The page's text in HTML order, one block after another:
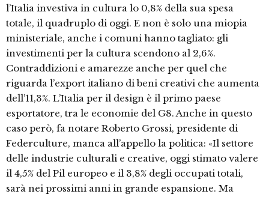
l’Italia investiva in cultura lo 0,8% della sua spesa
totale, il quadruplo di oggi. E non è solo una miopia
ministeriale, anche i comuni hanno tagliato: gli
investimenti per la cultura scendono al 2,6%.
Contraddizioni e amarezze anche per quel che
riguarda l’export italiano di beni creativi che aumenta
dell’11,3%. L’Italia per il design è il primo paese
esportatore, tra le economie del G8. Anche in questo
caso però, fa notare Roberto Grossi, presidente di
Federculture, manca all’appello la politica: «Il settore
delle industrie culturali e creative, oggi stimato valere
il 4,5% del Pil europeo e il 3,8% degli occupati totali,
sarà nei prossimi anni in grande espansione. Ma